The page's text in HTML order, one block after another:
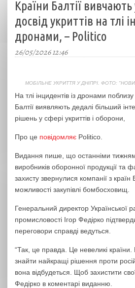
Країни Балтії вивчають
досвід укриттів на тлі
дронами, – Politico
26/05/2026 12:46
МОБІЛЬНЕ УКРИТТЯ У ДНІПРІ. ФОТО:
На тлі інцидентів із дронами
Балтії виявляють дедалі більший
рішень у сфері укриттів і оборони,
Про це повідомляє Politico.
Видання пише, що останніми
виробників оборонної продукції та
захисту звернулися компанії з країн
можливості закупівлі бомбосховищ.
Генеральний директор Української
промисловості Ігор Федірко
переговори справді ведуться.
“Так, це правда. Це невеликі
знайти найкращі рішення проти
вона відбудеться. Щоб захистити
Федірко в коментарі виданню.